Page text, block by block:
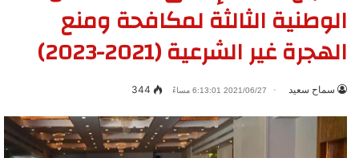
الوطنية الثالثة لمكافحة ومنع
الهجرة غير الشرعية (2021-2023)
سماح سعيد 2021/06/27 6:13:01 مساءً 344